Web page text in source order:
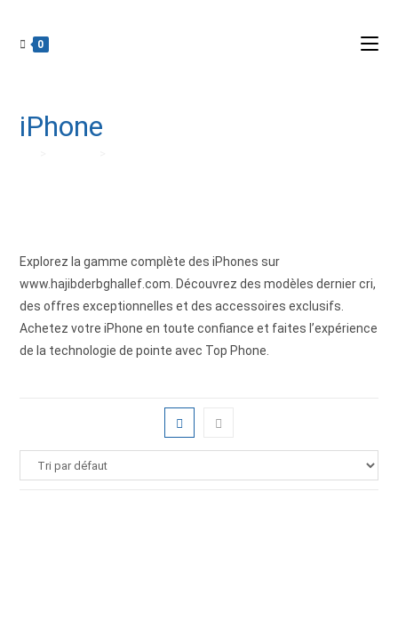
0
iPhone
Explorez la gamme complète des iPhones sur
www.hajibderbghallef.com. Découvrez des modèles dernier cri,
des offres exceptionnelles et des accessoires exclusifs.
Achetez votre iPhone en toute confiance et faites l’expérience
de la technologie de pointe avec Top Phone.